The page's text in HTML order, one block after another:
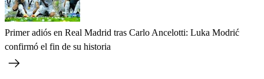
Primer adiós en Real Madrid tras Carlo Ancelotti: Luka Modrić
confirmó el fin de su historia